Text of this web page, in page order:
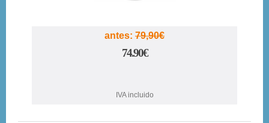
antes: 79,90€
74.90€
IVA incluido